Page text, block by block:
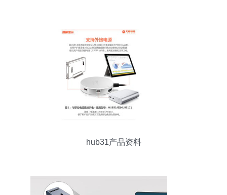
hub31产品资料